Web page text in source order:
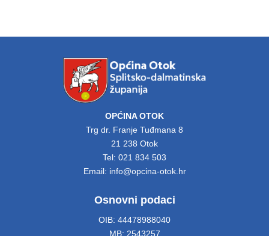
OPĆINA OTOK
Trg dr. Franje Tuđmana 8
21 238 Otok
Tel: 021 834 503
Email: info@opcina-otok.hr
Osnovni podaci
OIB: 44478988040
MB: 2543257